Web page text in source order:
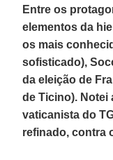
Entre os
elementos da
os mais
sofisticado),
da eleição de
de Ticino). Notei
vaticanista do
refinado, contra